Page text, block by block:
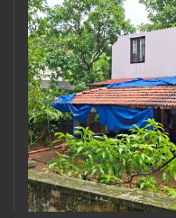
OBITUARY
NEWS 360
CASE DIARY
CINEMA